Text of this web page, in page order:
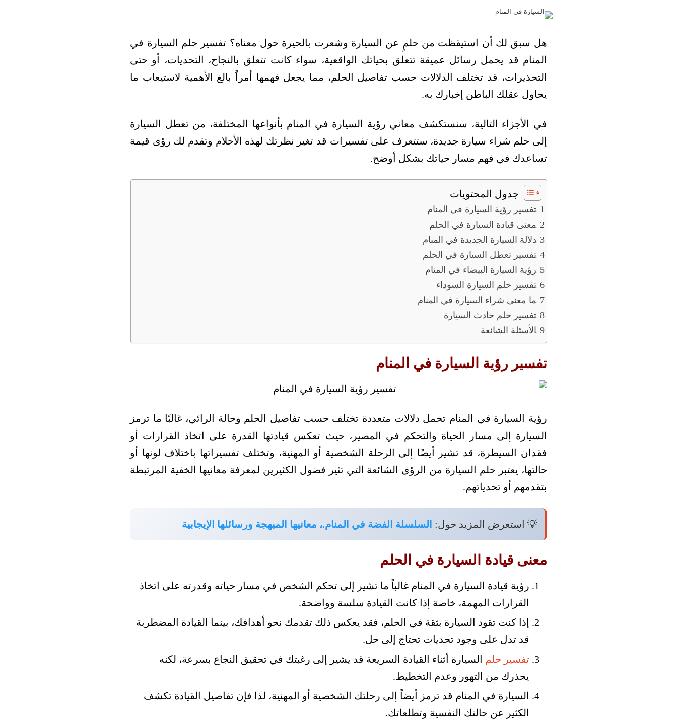
هل سبق لك أن استيقظت من حلمٍ عن السيارة وشعرت بالحيرة حول معناه؟ تفسير حلم السيارة في
المنام قد يحمل رسائل عميقة تتعلق بحياتك الواقعية، سواء كانت تتعلق بالنجاح، التحديات، أو حتى
التحذيرات، قد تختلف الدلالات حسب تفاصيل الحلم، مما يجعل فهمها أمراً بالغ الأهمية لاستيعاب ما
يحاول عقلك الباطن إخبارك به.
في الأجزاء التالية، سنستكشف معاني رؤية السيارة في المنام بأنواعها المختلفة، من تعطل السيارة
إلى حلم شراء سيارة جديدة، ستتعرف على تفسيرات قد تغير نظرتك لهذه الأحلام وتقدم لك رؤى قيمة
تساعدك في فهم مسار حياتك بشكل أوضح.
جدول المحتويات
تفسير رؤية السيارة في المنام
معنى قيادة السيارة في الحلم
دلالة السيارة الجديدة في المنام
تفسير تعطل السيارة في الحلم
رؤية السيارة البيضاء في المنام
تفسير حلم السيارة السوداء
ما معنى شراء السيارة في المنام
تفسير حلم حادث السيارة
الأسئلة الشائعة
تفسير رؤية السيارة في المنام
رؤية السيارة في المنام تحمل دلالات متعددة تختلف حسب تفاصيل الحلم وحالة الرائي، غالبًا ما ترمز
السيارة إلى مسار الحياة والتحكم في المصير، حيث تعكس قيادتها القدرة على اتخاذ القرارات أو
فقدان السيطرة، قد تشير أيضًا إلى الرحلة الشخصية أو المهنية، وتختلف تفسيراتها باختلاف لونها أو
حالتها، يعتبر حلم السيارة من الرؤى الشائعة التي تثير فضول الكثيرين لمعرفة معانيها الخفية المرتبطة
بتقدمهم أو تحدياتهم.
💡 استعرض المزيد حول: السلسلة الفضة في المنام.، معانيها المبهجة ورسائلها الإيجابية
معنى قيادة السيارة في الحلم
رؤية قيادة السيارة في المنام غالباً ما تشير إلى تحكم الشخص في مسار حياته وقدرته على اتخاذ
القرارات المهمة، خاصة إذا كانت القيادة سلسة وواضحة.
إذا كنت تقود السيارة بثقة في الحلم، فقد يعكس ذلك تقدمك نحو أهدافك، بينما القيادة المضطربة
قد تدل على وجود تحديات تحتاج إلى حل.
تفسير حلم
السيارة أثناء القيادة السريعة قد يشير إلى رغبتك في تحقيق النجاع بسرعة، لكنه
يحذرك من التهور وعدم التخطيط.
السيارة في المنام قد ترمز أيضاً إلى رحلتك الشخصية أو المهنية، لذا فإن تفاصيل القيادة تكشف
الكثير عن حالتك النفسية وتطلعاتك.